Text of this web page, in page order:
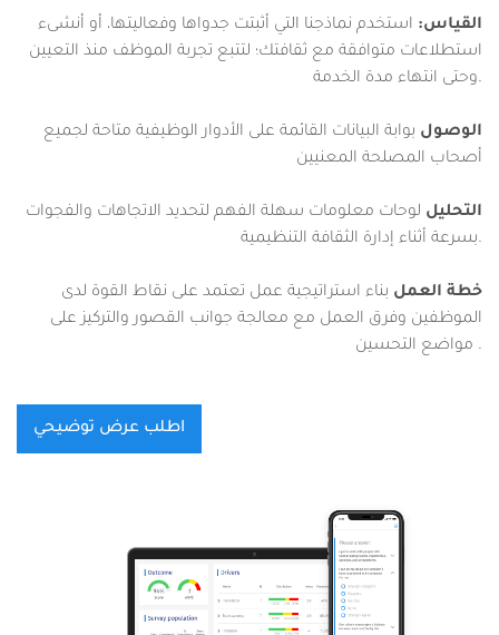
القياس: استخدم نماذجنا التي أثبتت جدواها وفعاليتها، أو أنشىء
استطلاعات متوافقة مع ثقافتك؛ لتتبع تجربة الموظف منذ التعيين
وحتى انتهاء مدة الخدمة.
الوصول بوابة البيانات القائمة على الأدوار الوظيفية متاحة لجميع
أصحاب المصلحة المعنيين
التحليل لوحات معلومات سهلة الفهم لتحديد الاتجاهات والفجوات
بسرعة أثناء إدارة الثقافة التنظيمية.
خطة العمل بناء استراتيجية عمل تعتمد على نقاط القوة لدى
الموظفين وفرق العمل مع معالجة جوانب القصور والتركيز على
مواضع التحسين .
اطلب عرض توضيحي